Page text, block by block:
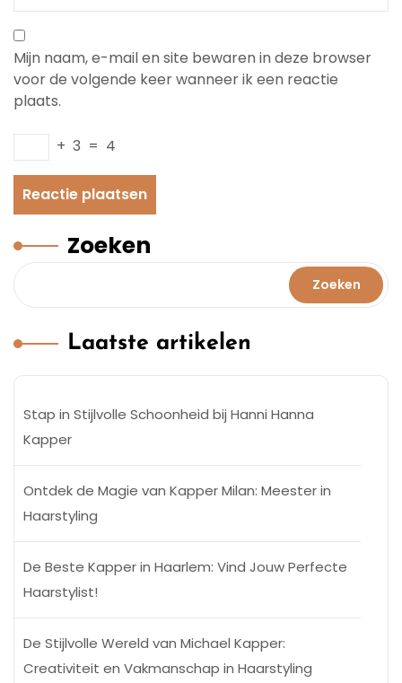
Mijn naam, e-mail en site bewaren in deze browser
voor de volgende keer wanneer ik een reactie
plaats.
+ 3 = 4
Zoeken
Zoeken
Laatste artikelen
Stap in Stijlvolle Schoonheid bij Hanni Hanna
Kapper
Ontdek de Magie van Kapper Milan: Meester in
Haarstyling
De Beste Kapper in Haarlem: Vind Jouw Perfecte
Haarstylist!
De Stijlvolle Wereld van Michael Kapper:
Creativiteit en Vakmanschap in Haarstyling